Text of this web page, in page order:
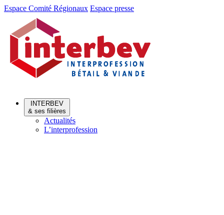
Aller
Aller
contenu
Espace Comité Régionaux Espace presse
INTERBEV
& ses filières
Actualités
L’interprofession